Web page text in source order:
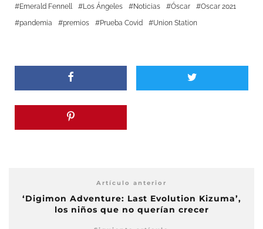
Emerald Fennell
Los Ángeles Noticias Óscar
Oscar 2021
pandemia
premios Prueba Covid Union Station
Artículo anterior
‘Digimon Adventure: Last Evolution Kizuma’,
los niños que no querían crecer